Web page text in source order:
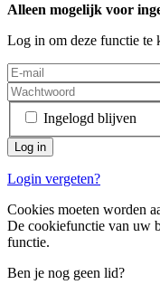
Alleen mogelijk voor
Log in om deze functie te
Ingelogd blijven
Login vergeten?
Cookies moeten worden
De cookiefunctie van uw
functie.
Ben je nog geen lid?